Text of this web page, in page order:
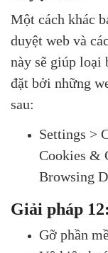
Một cách khác
duyệt web và
này sẽ giúp loại
đặt bởi những
sau:
Settings >
Cookies &
Browsing
Giải pháp
Gỡ phần